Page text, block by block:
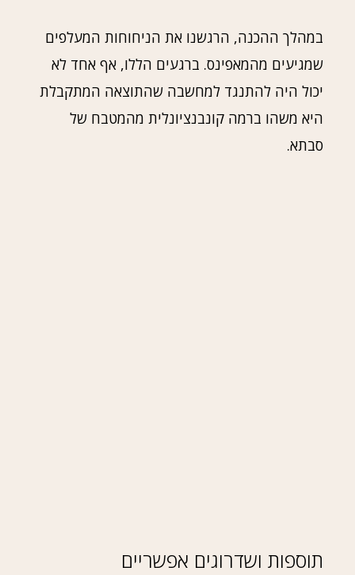
במהלך ההכנה, הרגשנו את הניחוחות המעלפים
שמגיעים מהמאפינס. ברגעים הללו, אף אחד לא
יכול היה להתנגד למחשבה שהתוצאה המתקבלת
היא משהו ברמה קונבנציונלית מהמטבח של
סבתא.
תוספות ושדרוגים אפשריים